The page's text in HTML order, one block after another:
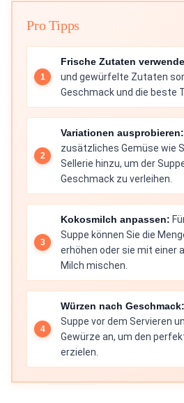
Pro Tipps
Frische Zutaten
und gewürfelte Zutaten
Geschmack und die beste
Variationen ausprobieren:
zusätzliches Gemüse wie
Sellerie hinzu, um der
Geschmack zu verleihen.
Kokosmilch anpassen:
Suppe können Sie die
erhöhen oder sie mit einer
Milch mischen.
Würzen nach Geschmack:
Suppe vor dem Servieren
Gewürze an, um den
erzielen.